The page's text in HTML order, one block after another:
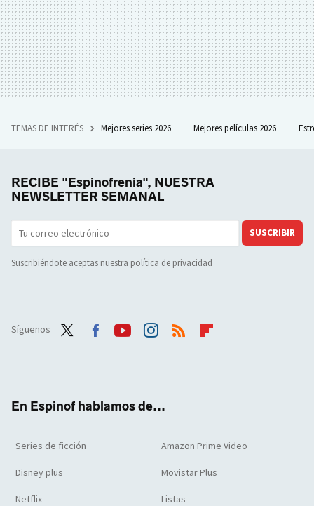
TEMAS DE INTERÉS Mejores series 2026 Mejores películas 2026
RECIBE "Espinofrenia", NUESTRA
NEWSLETTER SEMANAL
SUSCRIBIR
Suscribiéndote aceptas nuestra política de privacidad
Síguenos
En Espinof hablamos de...
Series de ficción Amazon Prime Video
Disney plus Movistar Plus
Netflix Listas